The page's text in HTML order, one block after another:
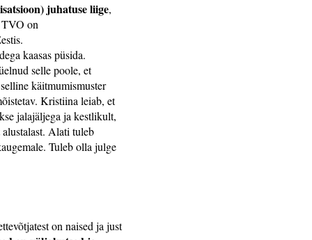
juhatuse liige,
TVO on
kaasas püsida.
selle poole, et
käitmumismuster
Kristiina leiab, et
jalajäljega ja kestlikult,
Alati tuleb
Tuleb olla julge
on naised ja just